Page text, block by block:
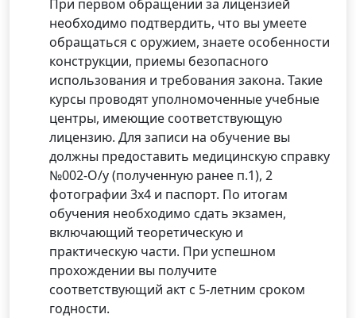
При первом обращении за лицензией
необходимо подтвердить, что вы умеете
обращаться с оружием, знаете особенности
конструкции, приемы безопасного
использования и требования закона. Такие
курсы проводят уполномоченные учебные
центры, имеющие соответствующую
лицензию. Для записи на обучение вы
должны предоставить медицинскую справку
№002-О/у (полученную ранее п.1), 2
фотографии 3х4 и паспорт. По итогам
обучения необходимо сдать экзамен,
включающий теоретическую и
практическую части. При успешном
прохождении вы получите
соответствующий акт с 5-летним сроком
годности.